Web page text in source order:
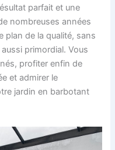
parfait et une
nombreuses années
plan de la qualité, sans
primordial. Vous
profiter enfin de
et admirer le
jardin en barbotant